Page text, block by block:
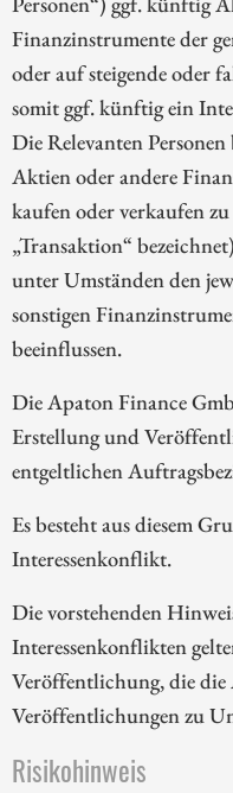
Finanzinstrumente der
oder auf steigende oder
somit ggf. künftig ein
Die Relevanten
Aktien oder andere
kaufen oder verkaufen
„Transaktion“
unter Umständen den
sonstigen
beeinflussen.
Die Apaton Finance
Erstellung und
entgeltlichen
Es besteht aus diesem
Interessenkonflikt.
Die vorstehenden
Interessenkonflikten
Veröffentlichung, die
Veröffentlichungen zu
Risikohinweis